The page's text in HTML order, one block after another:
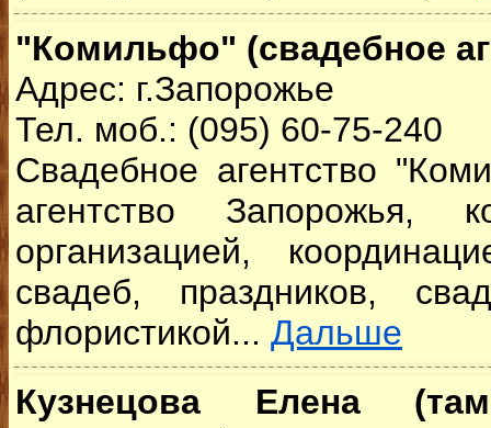
"Комильфо" (cвадебное
Адрес: г.Запорожье
Тел. моб.: (095) 60-75-240
Свадебное агентство
агентство Запорожья,
организацией,
свадеб, праздников,
флористикой... Дальше
Кузнецова Елена